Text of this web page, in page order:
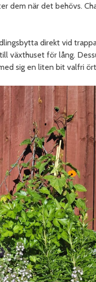
dem när det behövs.
direkt vid
växthuset för lång.
sig en liten bit valfri